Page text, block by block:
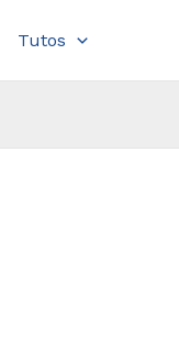
Tutos